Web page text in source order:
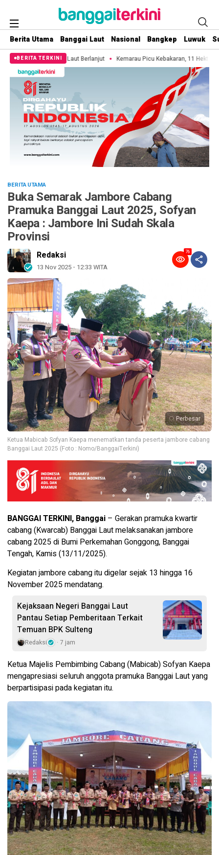
Berita Utama Banggai Laut Nasional Bangkep Luwuk
BERITA TERKINI
Berlanjut Kemarau Picu Kebakaran, 11 Hektare Lahan di Pulau 3B Bakalan
BERITA UTAMA
Buka Semarak Jambore Cabang
Pramuka Banggai Laut 2025, Sofyan
Kaepa : Jambore Ini Sudah Skala
Provinsi
Redaksi
13 Nov 2025 - 12:33 WITA
76
Perbesar
Ketua Mabicab Sofyan Kaepa menematkan tanda peserta jambore cabang
Banggai Laut 2025 (Foto : Nomo/BanggaiTerkini)
BANGGAI TERKINI, Banggai – Gerakan pramuka kwartir
cabang (Kwarcab) Banggai Laut melaksanakan jambore
cabang 2025 di Bumi Perkemahan Gonggong, Banggai
Tengah, Kamis (13/11/2025).
Kegiatan jambore cabang itu digelar sejak 13 hingga 16
November 2025 mendatang.
Kejaksaan Negeri Banggai Laut
Pantau Setiap Pemberitaan Terkait
Temuan BPK Sulteng
Redaksi 7 jam
Ketua Majelis Pembimbing Cabang (Mabicab) Sofyan Kaepa
mengapresiasi seluruh anggota pramuka Banggai Laut yang
berpartisipasi pada kegiatan itu.